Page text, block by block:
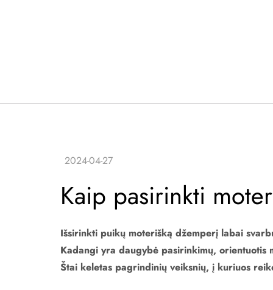
Kaip pasirinkti
Išsirinkti puikų moterišką džemperį labai
Kadangi yra daugybė pasirinkimų,
Štai keletas pagrindinių veiksnių, į kuriuos